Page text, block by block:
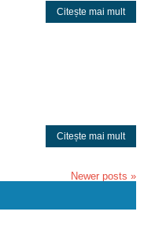
Citește mai mult
Citește mai mult
Newer posts »